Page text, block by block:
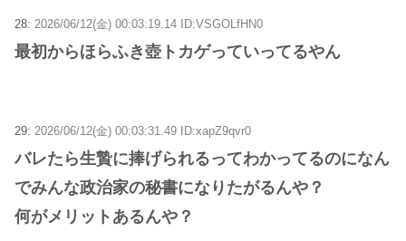
28: 2026/06/12(金) 00:03:19.14 ID:VSGOLfHN0
最初からほらふき壺トカゲっていってるやん
29: 2026/06/12(金) 00:03:31.49 ID:xapZ9qvr0
バレたら生贄に捧げられるってわかってるのになん
でみんな政治家の秘書になりたがるんや？
何がメリットあるんや？